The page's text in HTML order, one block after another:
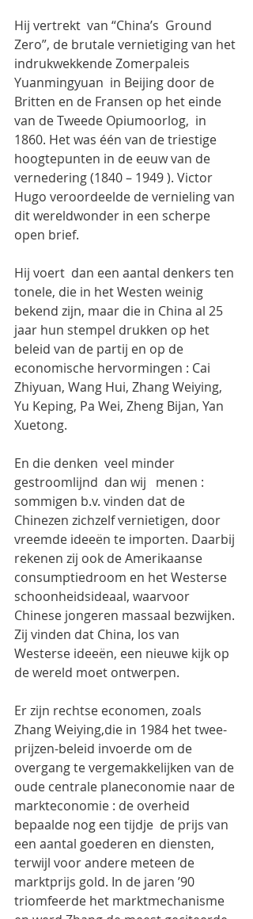
Hij vertrekt  van “China’s  Ground
Zero”, de brutale vernietiging van het
indrukwekkende Zomerpaleis
Yuanmingyuan  in Beijing door de
Britten en de Fransen op het einde
van de Tweede Opiumoorlog,  in
1860. Het was één van de triestige
hoogtepunten in de eeuw van de
vernedering (1840 – 1949 ). Victor
Hugo veroordeelde de vernieling van
dit wereldwonder in een scherpe
open brief.
Hij voert  dan een aantal denkers ten
tonele, die in het Westen weinig
bekend zijn, maar die in China al 25
jaar hun stempel drukken op het
beleid van de partij en op de
economische hervormingen : Cai
Zhiyuan, Wang Hui, Zhang Weiying,
Yu Keping, Pa Wei, Zheng Bijan, Yan
Xuetong.
En die denken  veel minder
gestroomlijnd  dan wij   menen :
sommigen b.v. vinden dat de
Chinezen zichzelf vernietigen, door
vreemde ideeën te importen. Daarbij
rekenen zij ook de Amerikaanse
consumptiedroom en het Westerse
schoonheidsideaal, waarvoor
Chinese jongeren massaal bezwijken.
Zij vinden dat China, los van
Westerse ideeën, een nieuwe kijk op
de wereld moet ontwerpen.
Er zijn rechtse economen, zoals
Zhang Weiying,die in 1984 het twee-
prijzen-beleid invoerde om de
overgang te vergemakkelijken van de
oude centrale planeconomie naar de
markteconomie : de overheid
bepaalde nog een tijdje  de prijs van
een aantal goederen en diensten,
terwijl voor andere meteen de
marktprijs gold. In de jaren ’90
triomfeerde het marktmechanisme